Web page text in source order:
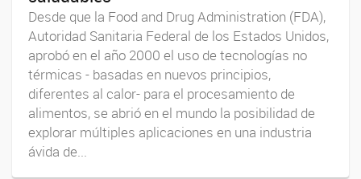
Desde que la Food and Drug Administration (FDA),
Autoridad Sanitaria Federal de los Estados Unidos,
aprobó en el año 2000 el uso de tecnologías no
térmicas - basadas en nuevos principios,
diferentes al calor- para el procesamiento de
alimentos, se abrió en el mundo la posibilidad de
explorar múltiples aplicaciones en una industria
ávida de...